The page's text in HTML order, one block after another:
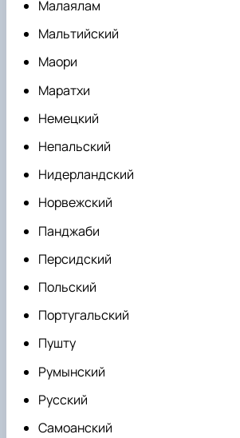
Малаялам
Мальтийский
Маори
Маратхи
Немецкий
Непальский
Нидерландский
Норвежский
Панджаби
Персидский
Польский
Португальский
Пушту
Румынский
Русский
Самоанский